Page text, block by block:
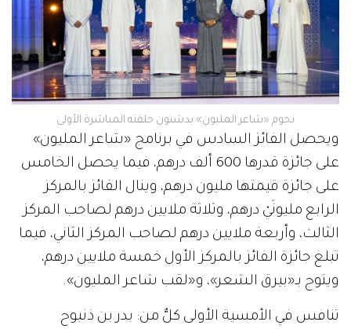
نجوم «شاعر المليون» يدشنون حلقته المباشرة الأولى
ويحصل الفائز السادس في برنامج «شاعر المليون»
على جائزة قدرها 600 ألف درهم، فيما يحصل الخامس
على جائزة قيمتها مليون درهم، وينال الفائز بالمركز
الرابع مليونَيْ درهم، وثلاثة ملايين درهم لصاحب المركز
الثالث، وأربعة ملايين درهم لصاحب المركز الثاني، فيما
تبلغ جائزة الفائز بالمركز الأول خمسة ملايين درهم،
ويتوج بـ«بيرق الشعر»، و«لقب شاعر المليون».
تنافس في الأمسية الأولى كلٌّ من: بدر بن ذنبوح